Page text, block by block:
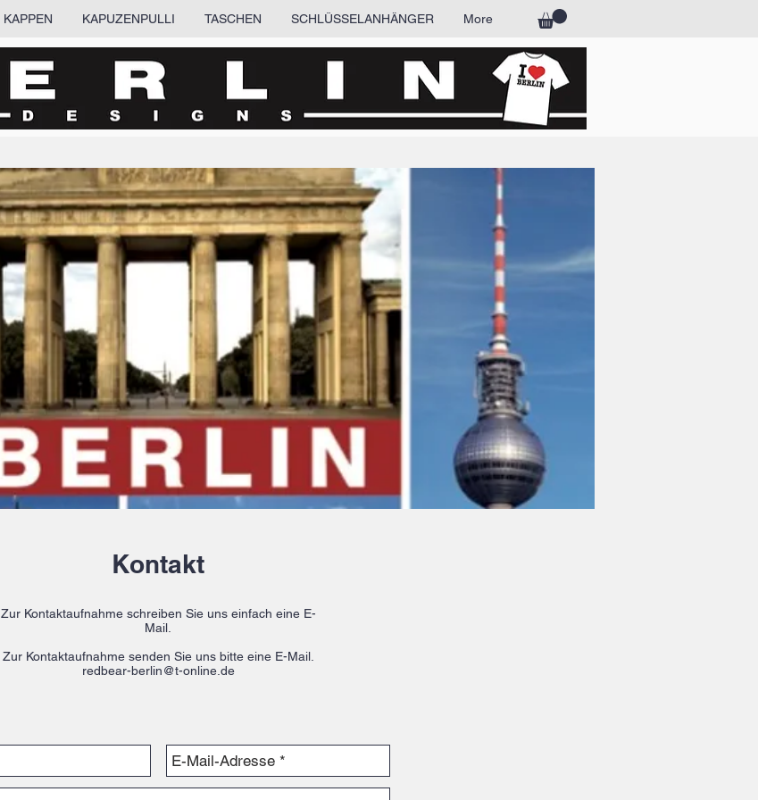
KAPPEN KAPUZENPULLI TASCHEN SCHLÜSSELANHÄNGER More
Kontakt
Zur Kontaktaufnahme schreiben Sie uns einfach eine E-
Mail.
Zur Kontaktaufnahme senden Sie uns bitte eine E-Mail.
redbear-berlin@t-online.de